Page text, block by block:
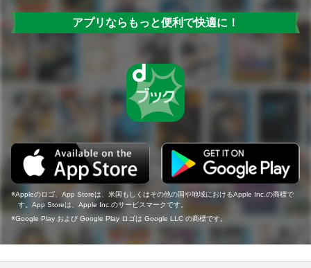
アプリならもっと便利で快適に！
Appleのロゴ、App Storeは、米国もしくはその他の国や地域におけるApple Inc.の商標で
す。App Storeは、Apple Inc.のサービスマークです。
Google Play および Google Play ロゴは Google LLC の商標です。